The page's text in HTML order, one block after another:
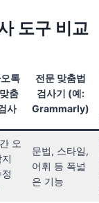
도구 비교
톡
춤
사
전문 맞춤법
검사기 (예:
Grammarly)
오
문법, 스타일,
어휘 등 폭넓
은 기능